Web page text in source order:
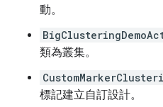
動。
類為叢集。
標記建立自訂設計。